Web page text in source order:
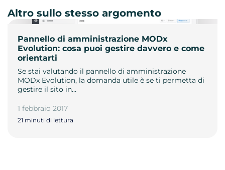
Pannello di amministrazione MODx
Evolution: cosa puoi gestire davvero e come
orientarti
Se stai valutando il pannello di amministrazione
MODx Evolution, la domanda utile è se ti permetta di
gestire il sito in…
1 febbraio 2017
21 minuti di lettura
Altro sullo stesso argomento